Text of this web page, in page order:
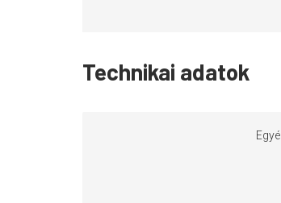
Technikai adatok